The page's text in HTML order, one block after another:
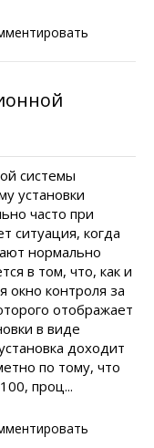
системы
установки
часто при
ситуация, когда
нормально
в том, что, как и
окно контроля за
отображает
в виде
доходит
по тому, что
проц...